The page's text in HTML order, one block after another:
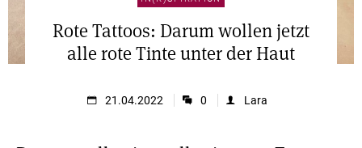
Rote Tattoos: Darum wollen jetzt
alle rote Tinte unter der Haut
21.04.2022 0 Lara